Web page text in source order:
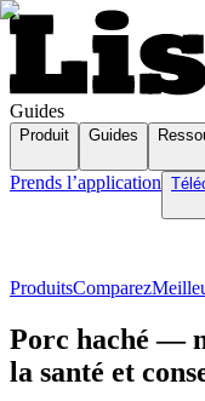
Guides
Produit Guides
Prends l’application
ProduitsComparez
Porc haché —
la santé et